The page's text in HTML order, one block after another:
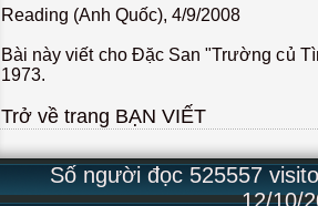
Reading (Anh Quốc), 4/9/2008
Bài này viết cho Đặc San "Trường củ
1973.
Trở về trang BẠN VIẾT
Số người đọc 525557
12/10/